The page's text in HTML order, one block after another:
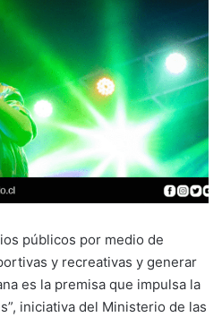
públicos por medio de
y recreativas y generar
es la premisa que impulsa la
iniciativa del Ministerio de las